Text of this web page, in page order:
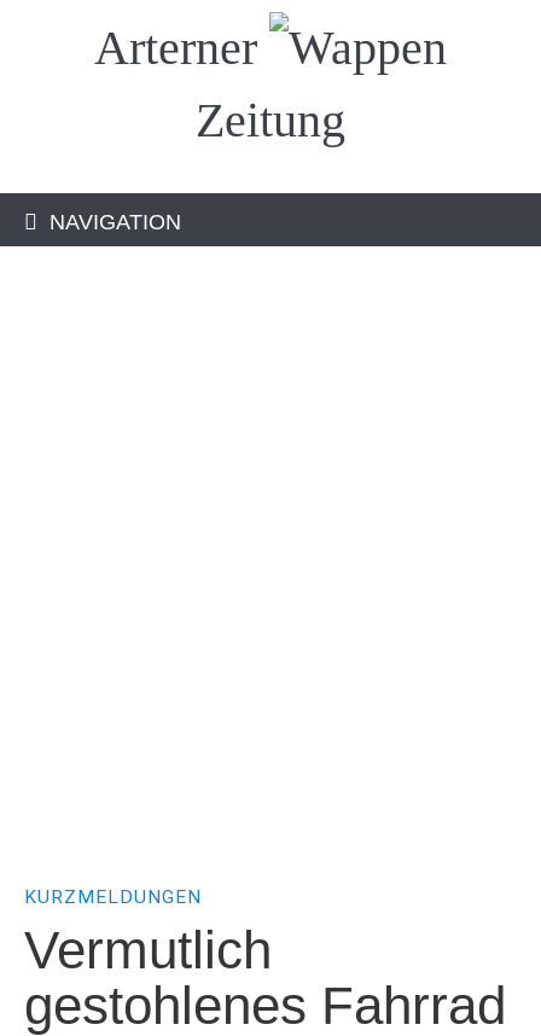
Arterner
Zeitung
NAVIGATION
KURZMELDUNGEN
Vermutlich
gestohlenes Fahrrad